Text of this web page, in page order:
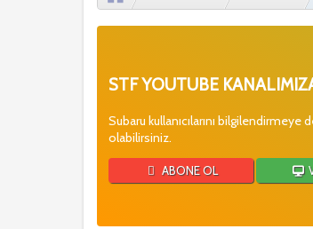
STF YOUTUBE
Subaru kullanıcılarını
olabilirsiniz.
ABONE OL